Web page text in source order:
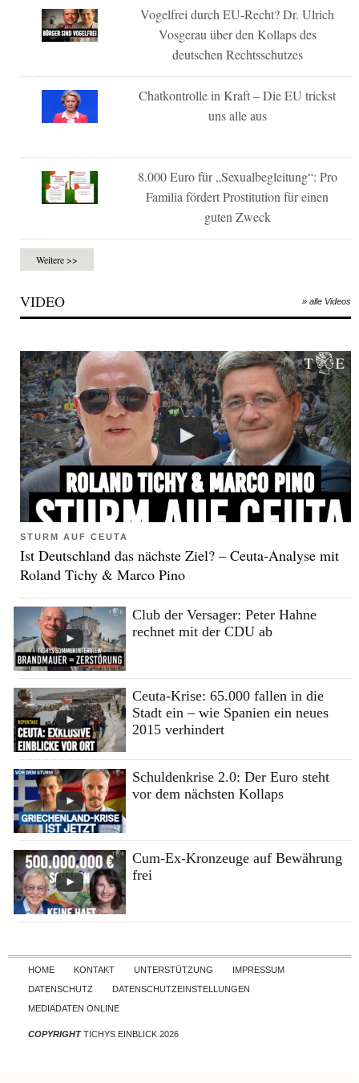
Vogelfrei durch EU-Recht? Dr. Ulrich
Vosgerau über den Kollaps des
deutschen Rechtsschutzes
Chatkontrolle in Kraft – Die EU trickst
uns alle aus
8.000 Euro für „Sexualbegleitung“: Pro
Familia fördert Prostitution für einen
guten Zweck
Weitere >>
VIDEO » alle Videos
STURM AUF CEUTA
Ist Deutschland das nächste Ziel? – Ceuta-Analyse mit
Roland Tichy & Marco Pino
Club der Versager: Peter Hahne
rechnet mit der CDU ab
Ceuta-Krise: 65.000 fallen in die
Stadt ein – wie Spanien ein neues
2015 verhindert
Schuldenkrise 2.0: Der Euro steht
vor dem nächsten Kollaps
Cum-Ex-Kronzeuge auf Bewährung
frei
Skip to content
HOME KONTAKT UNTERSTÜTZUNG
IMPRESSUM
DATENSCHUTZ
DATENSCHUTZEINSTELLUNGEN
MEDIADATEN ONLINE
COPYRIGHTTICHYS EINBLICK 2026